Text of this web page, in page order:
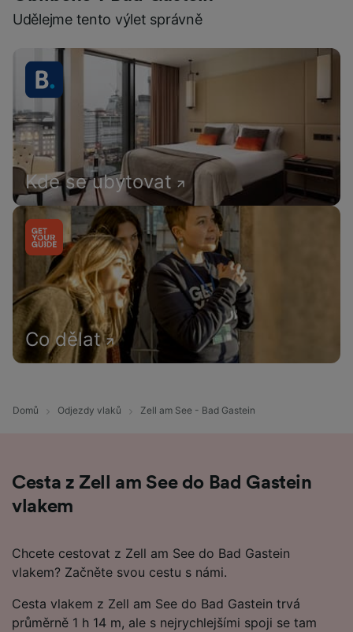
Udělejme tento výlet správně
Kde se ubytovat
Co dělat
Domů Odjezdy vlaků Zell am See - Bad Gastein
Cesta z Zell am See do Bad Gastein
vlakem
Chcete cestovat z Zell am See do Bad Gastein
vlakem? Začněte svou cestu s námi.
Cesta vlakem z Zell am See do Bad Gastein trvá
průměrně 1 h 14 m, ale s nejrychlejšími spoji se tam